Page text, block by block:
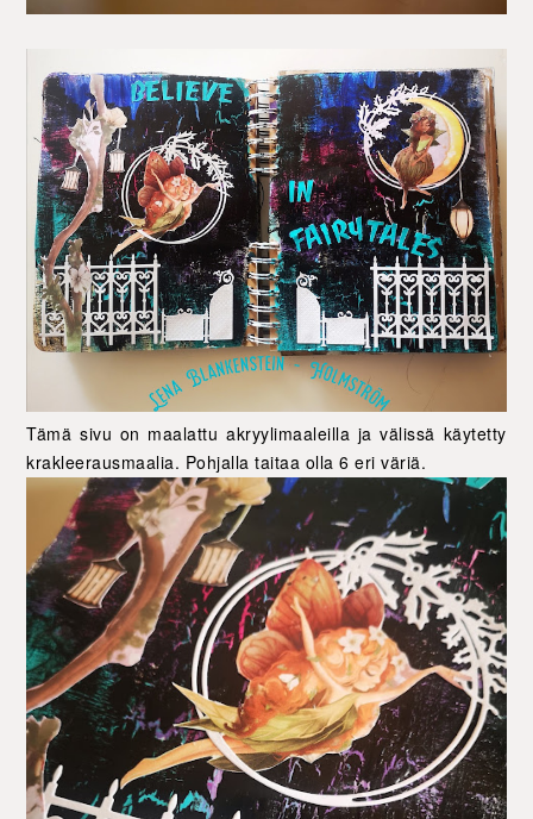
Tämä sivu on maalattu akryylimaaleilla ja välissä käytetty
krakleerausmaalia. Pohjalla taitaa olla 6 eri väriä.